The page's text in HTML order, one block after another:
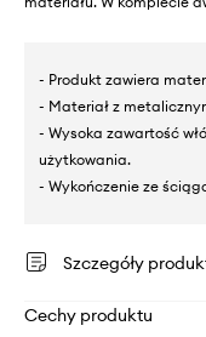
- Produkt zawiera
- Materiał z
- Wysoka zawartość
użytkowania.
- Wykończenie ze
Szczegóły
Cechy produktu